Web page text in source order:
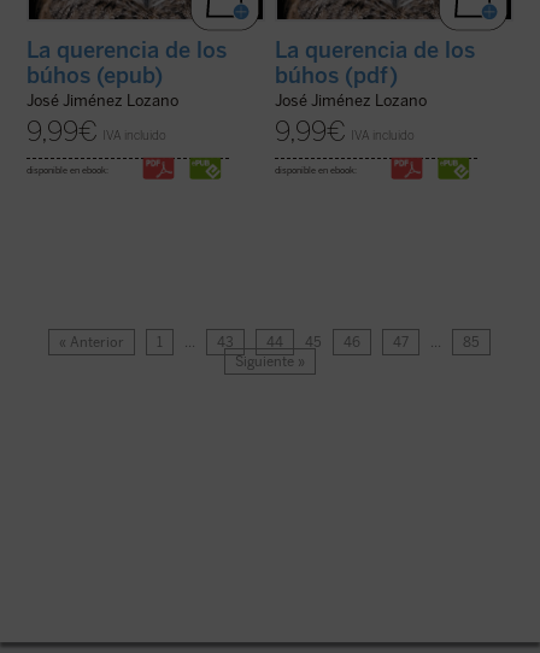
La querencia de los
búhos (epub)
José Jiménez Lozano
9,99€ IVA incluido
disponible en ebook:
La querencia de los
búhos (pdf)
José Jiménez Lozano
9,99€ IVA incluido
disponible en ebook:
« Anterior 1 … 43 44 45 46 47 …
85
Siguiente »